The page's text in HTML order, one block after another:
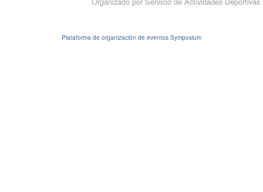
Plataforma de organización de eventos Symposium